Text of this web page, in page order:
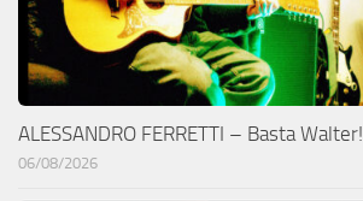
ALESSANDRO FERRETTI – Basta Walter!
06/08/2026